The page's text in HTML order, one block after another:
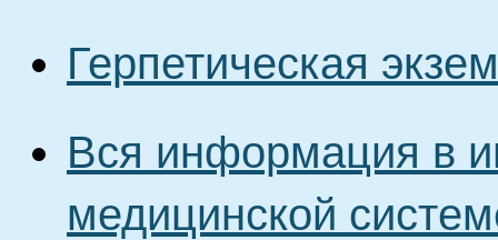
Герпетическая
Вся информация в
медицинской